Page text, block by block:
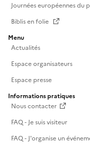
Journées européennes du
Biblis en folie
Menu
Actualités
Espace organisateurs
Espace presse
Informations pratiques
Nous contacter
FAQ - Je suis visiteur
FAQ - J'organise un